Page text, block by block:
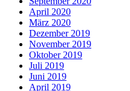
April 2020
März 2020
Dezember 2019
November 2019
Oktober 2019
Juli 2019
Juni 2019
April 2019